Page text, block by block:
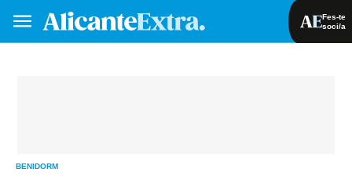
Fes-te
soci/a
BENIDORM